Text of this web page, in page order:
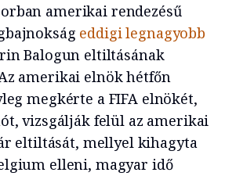
amerikai rendezésű
eddigi legnagyobb
Balogun eltiltásának
amerikai elnök hétfőn
megkérte a FIFA elnökét,
vizsgálják felül az amerikai
eltiltását, mellyel kihagyta
elleni, magyar idő